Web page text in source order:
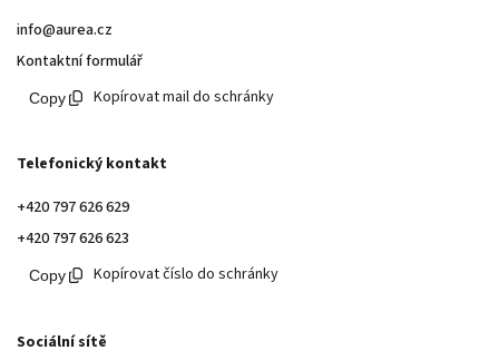
info@aurea.cz
Kontaktní formulář
Kopírovat mail do schránky
Telefonický kontakt
+420 797 626 629
+420 797 626 623
Kopírovat číslo do schránky
Sociální sítě